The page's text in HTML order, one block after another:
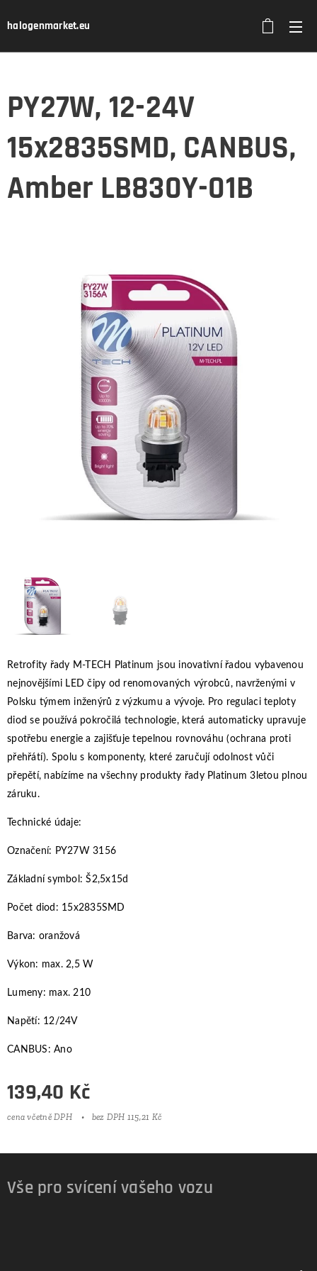
halogenmarket.eu
PY27W, 12-24V
15x2835SMD, CANBUS,
Amber LB830Y-01B
Retrofity řady M-TECH Platinum jsou inovativní řadou vybavenou
nejnovějšími LED čipy od renomovaných výrobců, navrženými v
Polsku týmem inženýrů z výzkumu a vývoje. Pro regulaci teploty
diod se používá pokročilá technologie, která automaticky upravuje
spotřebu energie a zajišťuje tepelnou rovnováhu (ochrana proti
přehřátí). Spolu s komponenty, které zaručují odolnost vůči
přepětí, nabízíme na všechny produkty řady Platinum 3letou plnou
záruku.
Technické údaje:
Označení: PY27W 3156
Základní symbol: Š2,5x15d
Počet diod: 15x2835SMD
Barva: oranžová
Výkon: max. 2,5 W
Lumeny: max. 210
Napětí: 12/24V
CANBUS: Ano
139,40 Kč
cena včetně DPH bez DPH 115,21 Kč
Vše pro svícení vašeho vozu